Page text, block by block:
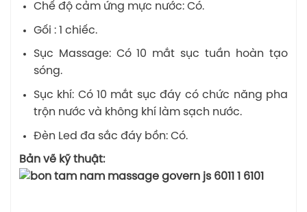
Chế độ cảm ứng mực nước: Có.
Gối : 1 chiếc.
Sục Massage: Có 10 mắt sục tuần hoàn tạo
sóng.
Sục khí: Có 10 mắt sục đáy có chức năng pha
trộn nước và không khí làm sạch nước.
Đèn Led đa sắc đáy bồn: Có.
Bản vẽ kỹ thuật: